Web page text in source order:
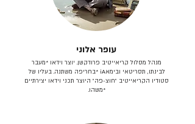
עופר אלוני
מנהל מסלול קריאייטיב פרודקשן. יוצר וידאו *מעבר
לבינתו, תסריטאי וב​ימאiA‎ *בחריפה משתנה. בעליו של
סטודיו הקריאייטיב ״חוצ-פה״ היוצר תכני וידאו יצירתיים
*משהו.